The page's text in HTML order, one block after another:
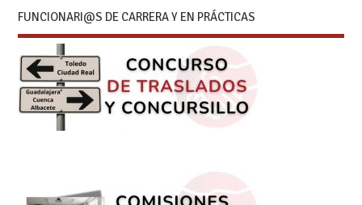
FUNCIONARI@S DE CARRERA Y EN PRÁCTICAS